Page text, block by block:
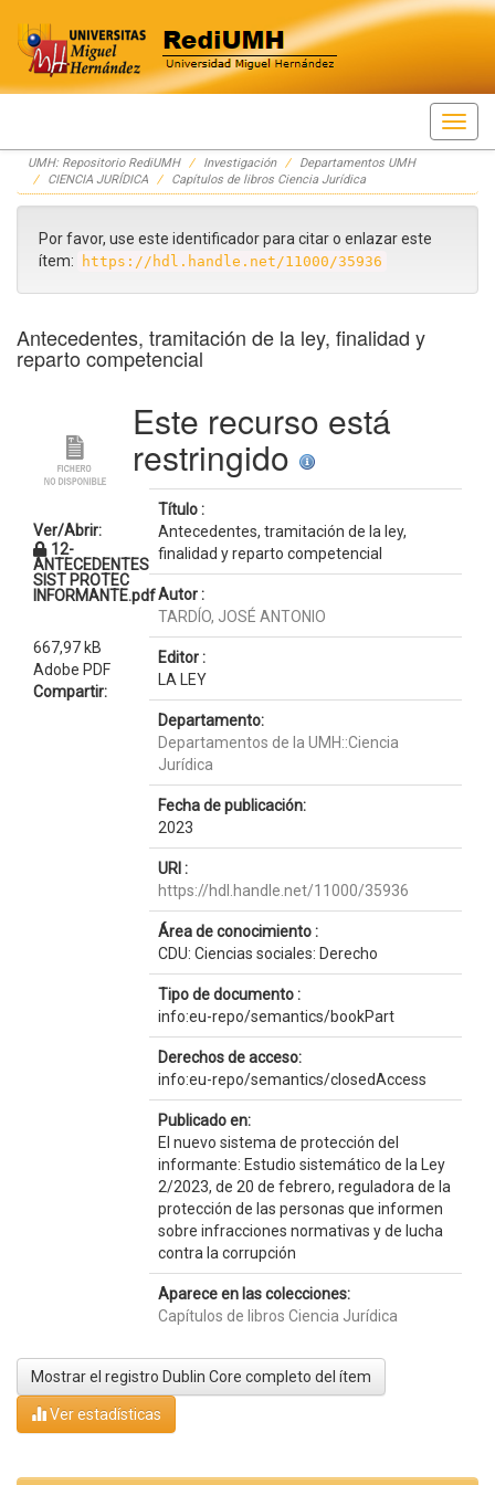
Skip
navigation
UMH: Repositorio RediUMH Investigación
Departamentos UMH
CIENCIA JURÍDICA
Capítulos de libros Ciencia Jurídica
Por favor, use este identificador para citar o enlazar este
ítem:
https://hdl.handle.net/11000/35936
Antecedentes, tramitación de la ley, finalidad y
reparto competencial
Ver/Abrir:
12-
ANTECEDENTES
SIST PROTEC
INFORMANTE.pdf
667,97 kB
Adobe PDF
Compartir:
Este recurso está
restringido
Título :
Antecedentes, tramitación de la ley,
finalidad y reparto competencial
Autor :
TARDÍO, JOSÉ ANTONIO
Editor :
LA LEY
Departamento:
Departamentos de la UMH::Ciencia
Jurídica
Fecha de publicación:
2023
URI :
https://hdl.handle.net/11000/35936
Área de conocimiento :
CDU: Ciencias sociales: Derecho
Tipo de documento :
info:eu-repo/semantics/bookPart
Derechos de acceso:
info:eu-repo/semantics/closedAccess
Publicado en:
El nuevo sistema de protección del
informante: Estudio sistemático de la Ley
2/2023, de 20 de febrero, reguladora de la
protección de las personas que informen
sobre infracciones normativas y de lucha
contra la corrupción
Aparece en las colecciones:
Capítulos de libros Ciencia Jurídica
Mostrar el registro Dublin Core completo del ítem
Ver estadísticas